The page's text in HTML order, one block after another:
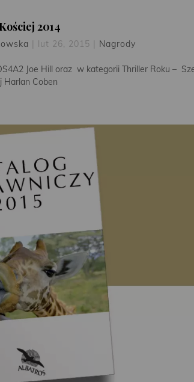
2014
| lut 26, 2015 | Nagrody
Joe Hill oraz w kategorii Thriller Roku –
Harlan Coben